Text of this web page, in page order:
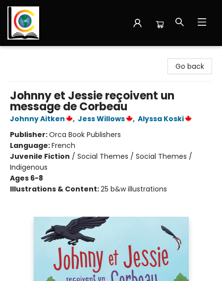
Go back
Johnny et Jessie reçoivent un
message de Corbeau
Johnny Aitken , Jess Willows , Alyssa Koski
Publisher:Orca Book Publishers
Language:French
Juvenile Fiction / Social Themes / Social Themes /
Indigenous
Ages 6-8
Illustrations & Content:25 b&w illustrations